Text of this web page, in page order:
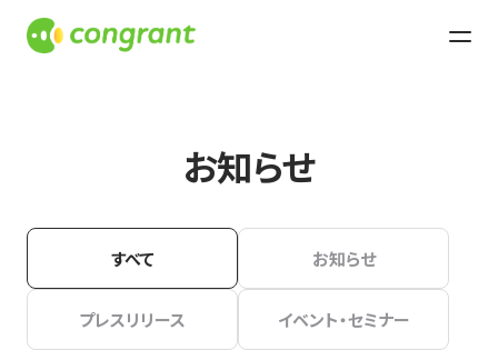
お知らせ
すべて お知らせ
プレスリリース イベント・セミナー